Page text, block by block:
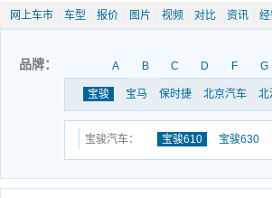
网上车市 车型 报价 图片 视频 对比 资讯 经
品牌： A B C D F G
宝骏 宝马 保时捷 北京汽车 北
宝骏汽车： 宝骏610 宝骏630